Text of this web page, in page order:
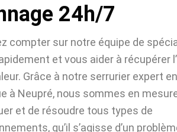
24h/7
compter sur notre équipe de
et vous aider à récupérer
Grâce à notre serrurier expert
à Neupré, nous sommes en
et de résoudre tous types de
qu’il s’agisse d’un